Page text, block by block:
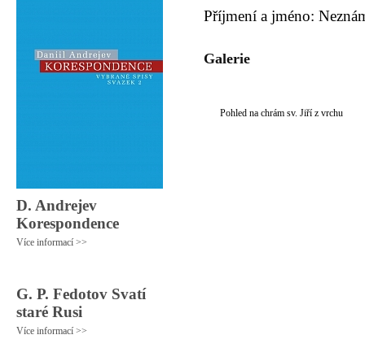
D. Andrejev
Korespondence
Více informací >>
G. P. Fedotov Svatí
staré Rusi
Více informací >>
Příjmení a jméno:
Galerie
Pohled na chrám sv. Jiří z vrchu